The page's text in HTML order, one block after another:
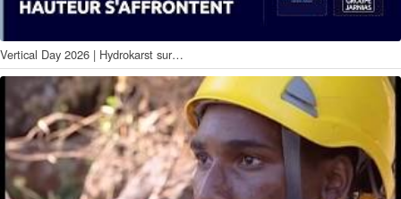
Vertical Day 2026 | Hydrokarst sur…